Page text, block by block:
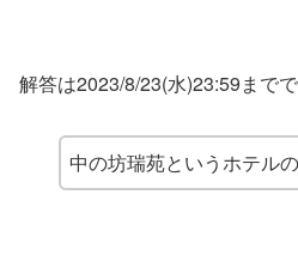
解答は2023/8/23(水)23:59までで
中の坊瑞苑というホテルの